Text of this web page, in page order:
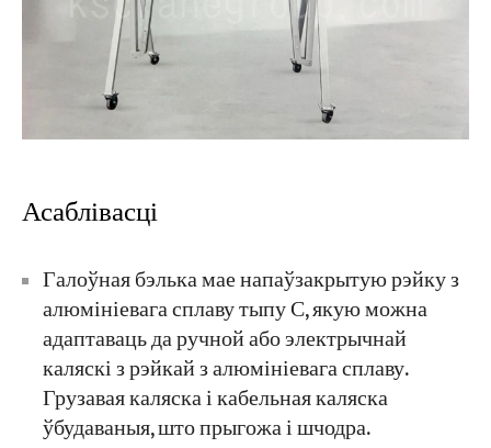
Асаблівасці
Галоўная бэлька мае напаўзакрытую рэйку з
алюмініевага сплаву тыпу С, якую можна
адаптаваць да ручной або электрычнай
каляскі з рэйкай з алюмініевага сплаву.
Грузавая каляска і кабельная каляска
ўбудаваныя, што прыгожа і шчодра.